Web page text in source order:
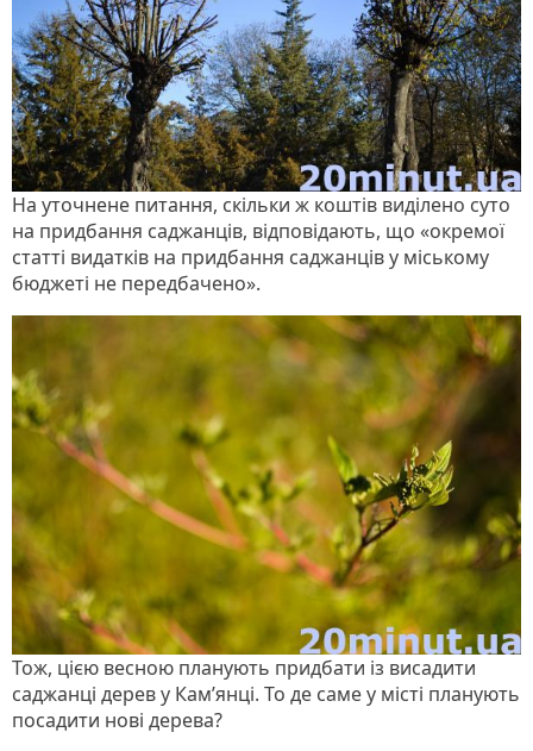
На уточнене питання, скільки ж коштів виділено суто
на придбання саджанців, відповідають, що «окремої
статті видатків на придбання саджанців у міському
бюджеті не передбачено».
Тож, цією весною планують придбати із висадити
саджанці дерев у Кам’янці. То де саме у місті планують
посадити нові дерева?